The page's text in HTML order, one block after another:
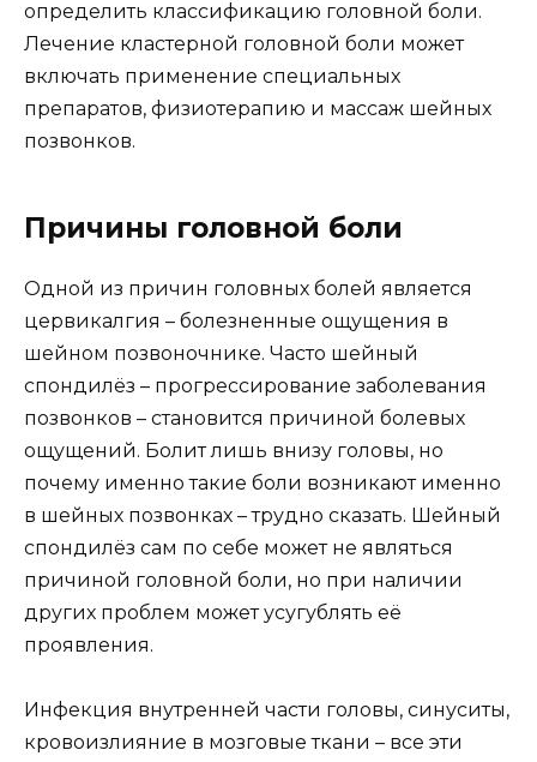
определить классификацию головной боли.
Лечение кластерной головной боли может
включать применение специальных
препаратов, физиотерапию и массаж шейных
позвонков.
Причины головной боли
Одной из причин головных болей является
цервикалгия – болезненные ощущения в
шейном позвоночнике. Часто шейный
спондилёз – прогрессирование заболевания
позвонков – становится причиной болевых
ощущений. Болит лишь внизу головы, но
почему именно такие боли возникают именно
в шейных позвонках – трудно сказать. Шейный
спондилёз сам по себе может не являться
причиной головной боли, но при наличии
других проблем может усугублять её
проявления.
Инфекция внутренней части головы, синуситы,
кровоизлияние в мозговые ткани – все эти